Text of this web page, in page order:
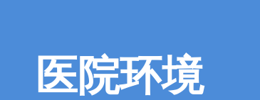
医院环境